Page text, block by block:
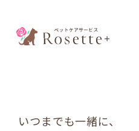
いつまでも一緒に、